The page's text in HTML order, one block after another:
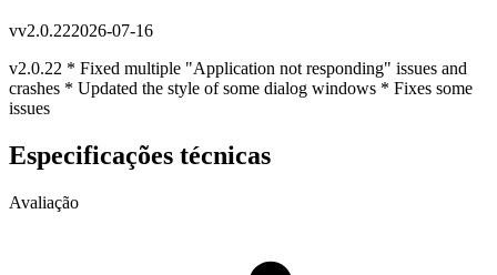
vv2.0.222026-07-16
v2.0.22 * Fixed multiple "Application not responding" issues and
crashes * Updated the style of some dialog windows * Fixes some
issues
Especificações técnicas
Avaliação